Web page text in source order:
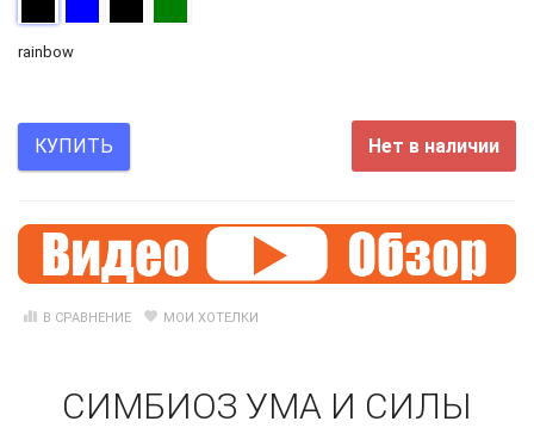
rainbow
КУПИТЬ Нет в наличии
В СРАВНЕНИЕ МОИ ХОТЕЛКИ
СИМБИОЗ УМА И СИЛЫ